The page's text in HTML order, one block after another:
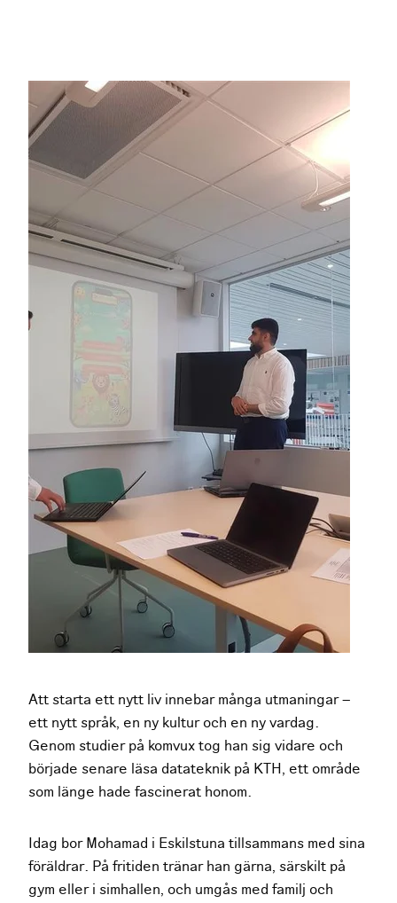
Att starta ett nytt liv innebar många utmaningar –
ett nytt språk, en ny kultur och en ny vardag.
Genom studier på komvux tog han sig vidare och
började senare läsa datateknik på KTH, ett område
som länge hade fascinerat honom.
Idag bor Mohamad i Eskilstuna tillsammans med sina
föräldrar. På fritiden tränar han gärna, särskilt på
gym eller i simhallen, och umgås med familj och